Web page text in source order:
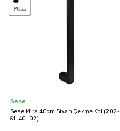
Sese
Sese Mira 40cm Siyah Çekme Kol (202-
51-40-02)